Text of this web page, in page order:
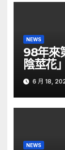
NEWS
98年來
陰莖花
6 月 18,
NEWS